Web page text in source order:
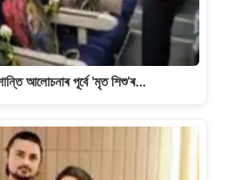
আলোচনাৰ পূৰ্বে 'মৃত শিশু’ৰ…